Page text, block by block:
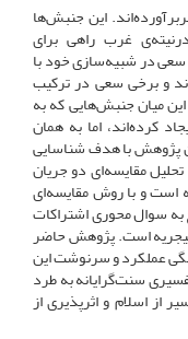
این جنبش‌ها
غرب راهی برای
در شبیه‌سازی خود با
و برخی سعی در ترکیب
میان جنبش‌هایی که به
کرده‌اند، اما به همان
پژوهش با هدف شناسایی
مقایسه‌ای دو جریان
و با روش مقایسه‌ای
به سوال محوری اشتراکات
نیجریه است. پژوهش حاضر
عملکرد و سرنوشت این
سنت‌گرایانه به طرد
از اسلام و اثرپذیری از